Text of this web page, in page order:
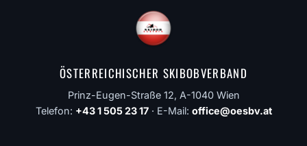
ÖSTERREICHISCHER SKIBOBVERBAND
Prinz-Eugen-Straße 12, A-1040 Wien
Telefon: +43 1 505 23 17· E-Mail: office@oesbv.at